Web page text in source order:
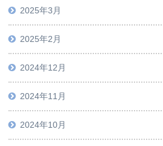
2025年3月
2025年2月
2024年12月
2024年11月
2024年10月